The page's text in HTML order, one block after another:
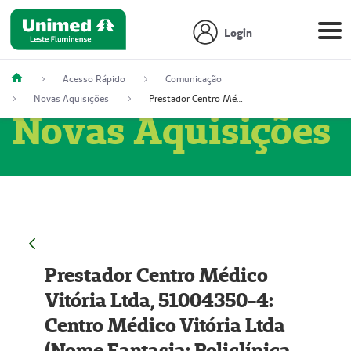
Login
Acesso Rápido
Comunicação
Novas Aquisições
Prestador Centro Médico Vitória Ltda, 51004350-4: Centro Médico Vitória Ltda (Nome Fantasia: Policlínica Master)
Novas Aquisições
Prestador Centro Médico
Vitória Ltda, 51004350-4:
Centro Médico Vitória Ltda